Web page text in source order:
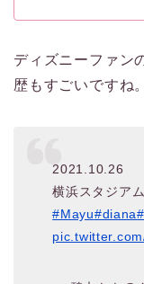
ディズニーファン
歴もすごいですね。
2021.10.26
横浜スタジアム
#Mayu#diana